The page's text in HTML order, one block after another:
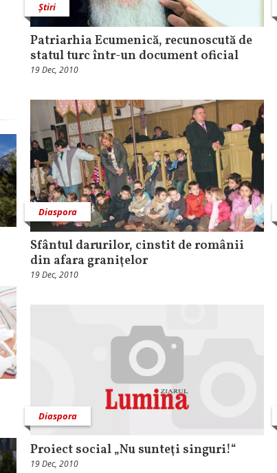
Știri
Patriarhia Ecumenică, recunoscută de
statul turc într-un document oficial
19 Dec, 2010
Diaspora
Sfântul darurilor, cinstit de românii
din afara graniţelor
19 Dec, 2010
Diaspora
Proiect social „Nu sunteţi singuri!“
19 Dec, 2010